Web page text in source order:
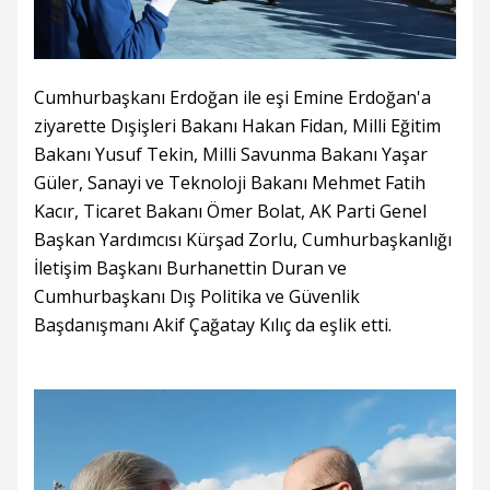
Cumhurbaşkanı Erdoğan ile eşi Emine Erdoğan'a
ziyarette Dışişleri Bakanı Hakan Fidan, Milli Eğitim
Bakanı Yusuf Tekin, Milli Savunma Bakanı Yaşar
Güler, Sanayi ve Teknoloji Bakanı Mehmet Fatih
Kacır, Ticaret Bakanı Ömer Bolat, AK Parti Genel
Başkan Yardımcısı Kürşad Zorlu, Cumhurbaşkanlığı
İletişim Başkanı Burhanettin Duran ve
Cumhurbaşkanı Dış Politika ve Güvenlik
Başdanışmanı Akif Çağatay Kılıç da eşlik etti.